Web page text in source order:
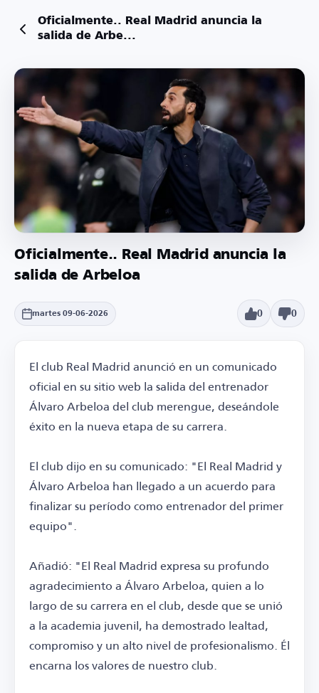
Oficialmente.. Real Madrid anuncia la
salida de Arbe...
Oficialmente.. Real Madrid anuncia la
salida de Arbeloa
martes 09-06-2026 0 0
El club Real Madrid anunció en un comunicado
oficial en su sitio web la salida del entrenador
Álvaro Arbeloa del club merengue, deseándole
éxito en la nueva etapa de su carrera.
El club dijo en su comunicado: "El Real Madrid y
Álvaro Arbeloa han llegado a un acuerdo para
finalizar su período como entrenador del primer
equipo".
Añadió: "El Real Madrid expresa su profundo
agradecimiento a Álvaro Arbeloa, quien a lo
largo de su carrera en el club, desde que se unió
a la academia juvenil, ha demostrado lealtad,
compromiso y un alto nivel de profesionalismo. Él
encarna los valores de nuestro club.